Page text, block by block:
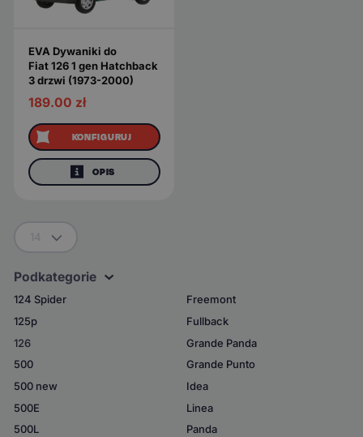
EVA Dywaniki do
Fiat 126 1 gen Hatchback
3 drzwi (1973-2000)
189.00 zł
KONFIGURUJ
OPIS
Podkategorie
124 Spider
125p
126
500
500 new
500E
500L
Freemont
Fullback
Grande Panda
Grande Punto
Idea
Linea
Panda